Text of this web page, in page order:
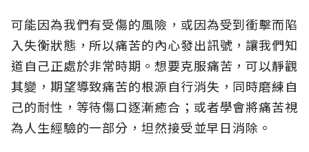
可能因為我們有受傷的風險，或因為受到衝擊而陷
入失衡狀態，所以痛苦的內心發出訊號，讓我們知
道自己正處於非常時期。想要克服痛苦，可以靜觀
其變，期望導致痛苦的根源自行消失，同時磨練自
己的耐性，等待傷口逐漸癒合；或者學會將痛苦視
為人生經驗的一部分，坦然接受並早日消除。